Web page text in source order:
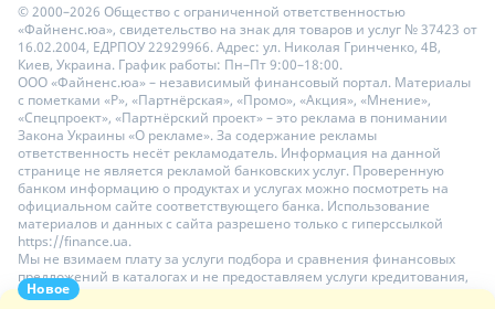
Новое
© 2000–2026 Общество с ограниченной ответственностью
«Файненс.юа», свидетельство на знак для товаров и услуг № 37423 от
16.02.2004, ЕДРПОУ 22929966. Адрес: ул. Николая Гринченко, 4В,
Киев, Украина. График работы: Пн–Пт 9:00–18:00.
ООО «Файненс.юа» – независимый финансовый портал. Материалы
с пометками «Р», «Партнёрская», «Промо», «Акция», «Мнение»,
«Спецпроект», «Партнёрский проект» – это реклама в понимании
Закона Украины «О рекламе». За содержание рекламы
ответственность несёт рекламодатель. Информация на данной
странице не является рекламой банковских услуг. Проверенную
банком информацию о продуктах и услугах можно посмотреть на
официальном сайте соответствующего банка. Использование
материалов и данных с сайта разрешено только с гиперссылкой
https://finance.ua.
Мы не взимаем плату за услуги подбора и сравнения финансовых
предложений в каталогах и не предоставляем услуги кредитования,
размещения депозитов и страхования. Ваши личные данные на